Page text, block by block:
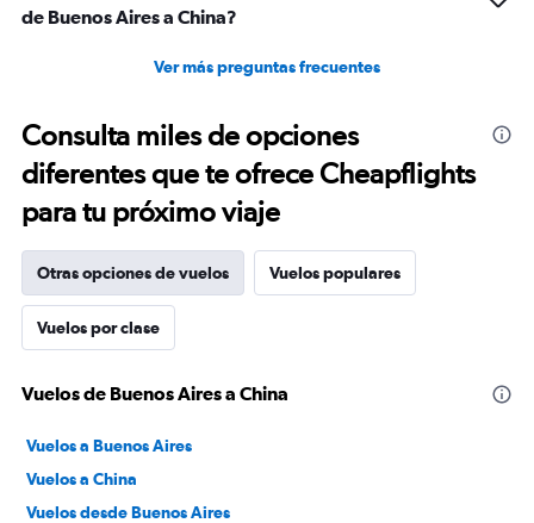
de Buenos Aires a China?
Ver más preguntas frecuentes
Consulta miles de opciones
diferentes que te ofrece Cheapflights
para tu próximo viaje
Otras opciones de vuelos Vuelos populares
Vuelos por clase
Vuelos de Buenos Aires a China
Vuelos a Buenos Aires
Vuelos a China
Vuelos desde Buenos Aires